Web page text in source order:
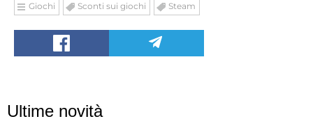
Giochi Sconti sui giochi Steam
Ultime novità